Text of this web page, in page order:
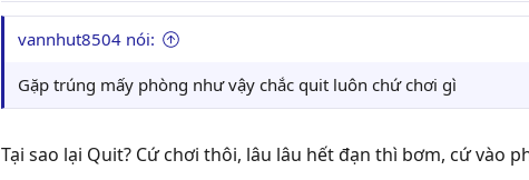
vannhut8504 nói:
Gặp trúng mấy phòng như vậy chắc quit luôn chứ chơi gì
Tại sao lại Quit? Cứ chơi thôi, lâu lâu hết đạn thì bơm, cứ vào